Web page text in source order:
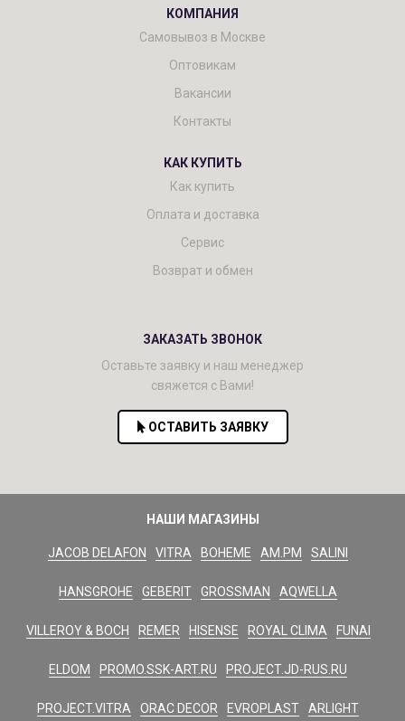
КОМПАНИЯ
Самовывоз в Москве
Оптовикам
Вакансии
Контакты
КАК КУПИТЬ
Как купить
Оплата и доставка
Сервис
Возврат и обмен
ЗАКАЗАТЬ ЗВОНОК
Оставьте заявку и наш менеджер
свяжется с Вами!
ОСТАВИТЬ ЗАЯВКУ
НАШИ МАГАЗИНЫ
JACOB DELAFON VITRA BOHEME AM.PM SALINI
HANSGROHE GEBERIT GROSSMAN AQWELLA
VILLEROY & BOCH REMER HISENSE ROYAL CLIMA FUNAI
ELDOM PROMO.SSK-ART.RU PROJECT.JD-RUS.RU
PROJECT.VITRA ORAC DECOR EVROPLAST ARLIGHT